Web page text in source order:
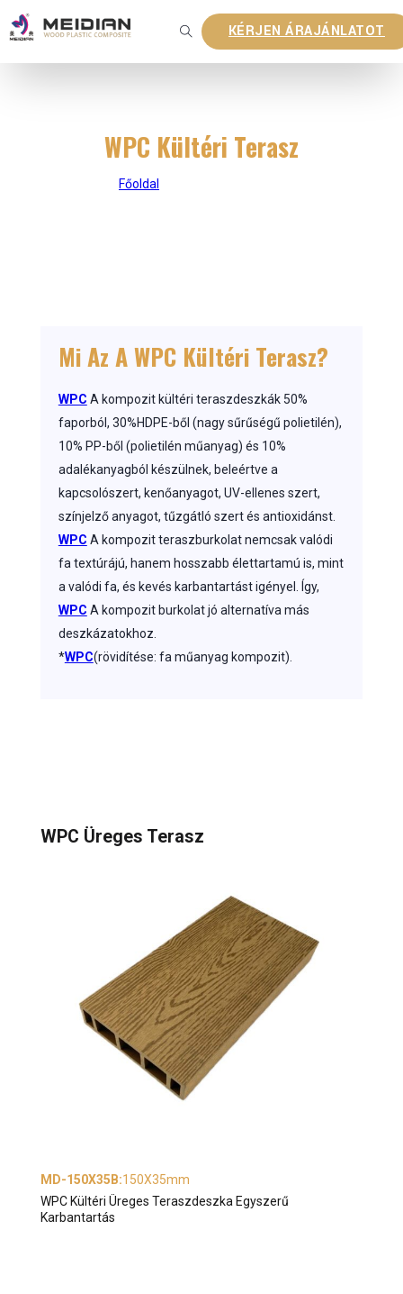
KÉRJEN ÁRAJÁNLATOT
WPC Kültéri Terasz
Főoldal
Mi Az A WPC Kültéri Terasz?
WPC A kompozit kültéri teraszdeszkák 50%
faporból, 30%HDPE-ből (nagy sűrűségű polietilén),
10% PP-ből (polietilén műanyag) és 10%
adalékanyagból készülnek, beleértve a
kapcsolószert, kenőanyagot, UV-ellenes szert,
színjelző anyagot, tűzgátló szert és antioxidánst.
WPC A kompozit teraszburkolat nemcsak valódi
fa textúrájú, hanem hosszabb élettartamú is, mint
a valódi fa, és kevés karbantartást igényel. Így,
WPC A kompozit burkolat jó alternatíva más
deszkázatokhoz.
*WPC(rövidítése: fa műanyag kompozit).
WPC Üreges Terasz
MD-150X35B:150X35mm
WPC Kültéri Üreges Teraszdeszka Egyszerű
Karbantartás